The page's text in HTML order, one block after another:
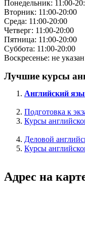
Понедельник: 11:00-
Вторник: 11:00-20:00
Среда: 11:00-20:00
Четверг: 11:00-20:00
Пятница: 11:00-20:00
Суббота: 11:00-20:00
Воскресенье: не указан
Лучшие курсы
Английский
Подготовка к
Курсы
Деловой
Курсы
Адрес на